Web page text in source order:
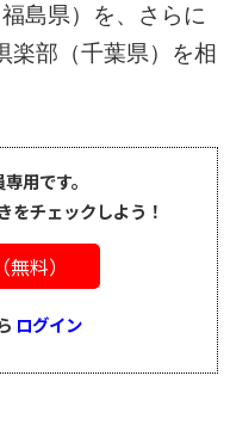
島県）を、さらに
楽部（千葉県）を相
用です。
をチェックしよう！
料）
ログイン